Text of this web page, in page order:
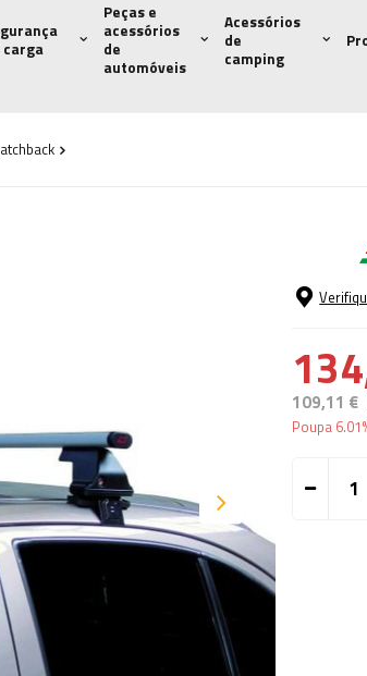
carga
Peças e
acessórios
de
automóveis
Acessórios
de
camping
109,11 €
Poupa